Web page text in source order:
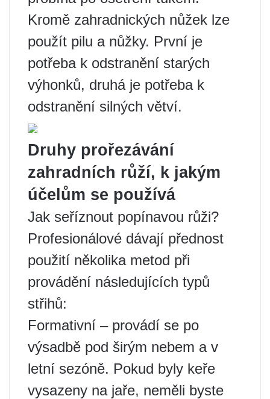
Kromě zahradnických nůžek lze
použít pilu a nůžky. První je
potřeba k odstranění starých
výhonků, druhá je potřeba k
odstranění silných větví.
Druhy prořezávání
zahradních růží, k jakým
účelům se používá
Jak seříznout popínavou růži?
Profesionálové dávají přednost
použití několika metod při
provádění následujících typů
střihů:
Formativní – provádí se po
výsadbě pod širým nebem a v
letní sezóně. Pokud byly keře
vysazeny na jaře, neměli byste